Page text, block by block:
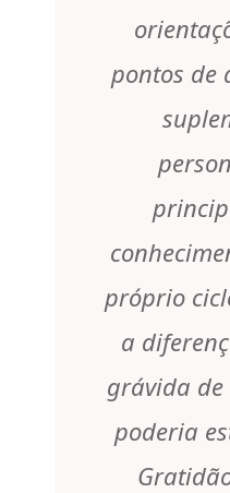
pontos de
próprio
a
grávida de
poderia